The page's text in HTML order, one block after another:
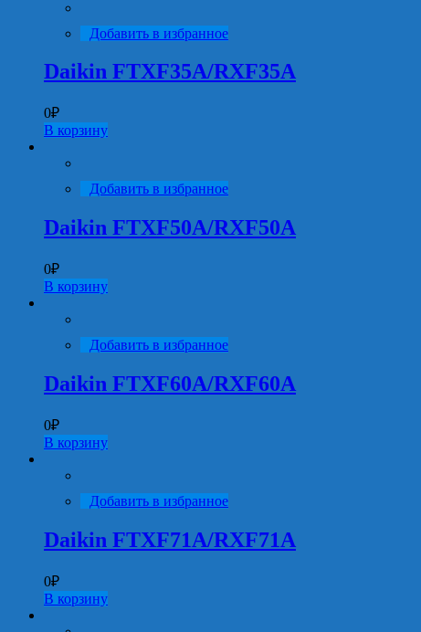
Добавить в избранное
Daikin FTXF35A/RXF35A
0₽
В корзину
Добавить в избранное
Daikin FTXF50A/RXF50A
0₽
В корзину
Добавить в избранное
Daikin FTXF60A/RXF60A
0₽
В корзину
Добавить в избранное
Daikin FTXF71A/RXF71A
0₽
В корзину